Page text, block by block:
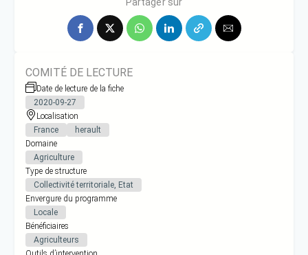
COMITÉ DE LECTURE
Date de lecture de la fiche
2020-09-27
Localisation
France
herault
Domaine
Agriculture
Type de structure
Collectivité territoriale, Etat
Envergure du programme
Locale
Bénéficiaires
Agriculteurs